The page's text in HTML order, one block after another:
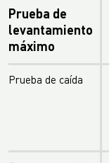
Prueba de
levantamiento
máximo
Prueba de caída